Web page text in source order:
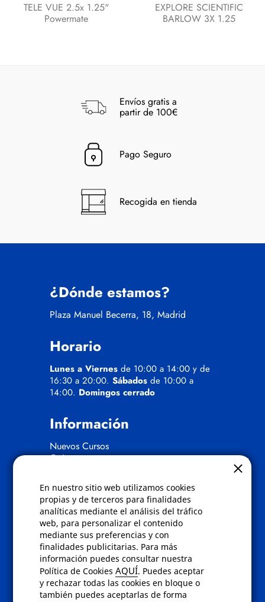
En nuestro sitio web utilizamos cookies
propias y de terceros para finalidades
analíticas mediante el análisis del tráfico
web, para personalizar el contenido
mediante sus preferencias y con
finalidades publicitarias. Para más
información puedes consultar nuestra
Política de CookiesAQUÍ. Puedes aceptar
y rechazar todas las cookies en bloque o
también puedes aceptarlas de forma
TELE VUE 2.5x 1.25"
Powermate
EXPLORE SCIENTIFIC
BARLOW 3X 1.25
Envíos gratis a
partir de 100€
Pago Seguro
Recogida en tienda
¿Dónde estamos?
Plaza Manuel Becerra, 18, Madrid
Horario
Lunes a Viernes de 10:00 a 14:00 y de
16:30 a 20:00. Sábados de 10:00 a
14:00. Domingos cerrado
Información
Nuevos Cursos
Quienes somos
Políticas
Condiciones de compra
Aviso de privacidad
Cookies
Bajas comunicados comerciales
Derecho de desistimiento
Preguntas frecuentes